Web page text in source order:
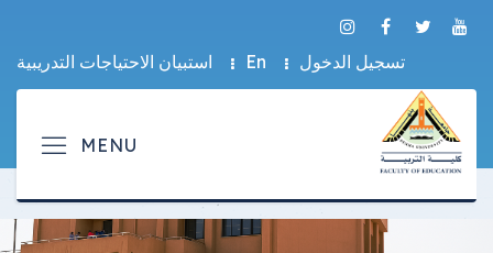
تسجيل الدخول En استبيان الاحتياجات التدريبية